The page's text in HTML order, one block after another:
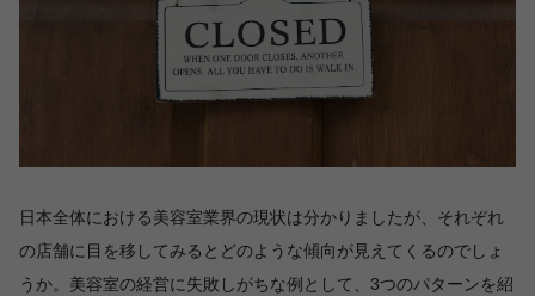
日本全体における美容室業界の現状は分かりましたが、それぞれ
の店舗に目を移してみるとどのような傾向が見えてくるのでしょ
うか。美容室の経営に失敗しがちな例として、3つのパターンを紹